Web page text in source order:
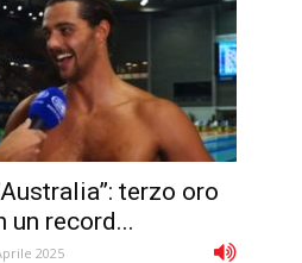
terzo oro
un record...
2025